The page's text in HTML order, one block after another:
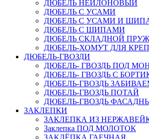
ДЮБЕЛЬ НЕЙЛОНОВЫЙ
ДЮБЕЛЬ С УСАМИ
ДЮБЕЛЬ С УСАМИ И
ДЮБЕЛЬ С ШИПАМИ
ДЮБЕЛЬ СКЛАДНОЙ
ДЮБЕЛЬ-ХОМУТ ДЛЯ
ДЮБЕЛЬ-ГВОЗДИ
ДЮБЕЛЬ- ГВОЗДЬ ПОД
ДЮБЕЛЬ- ГВОЗДЬ С
ДЮБЕЛЬ-ГВОЗДЬ
ДЮБЕЛЬ-ГВОЗДЬ ПОТАЙ
ДЮБЕЛЬ-ГВОЗДЬ
ЗАКЛЕПКИ
ЗАКЛЕПКА ИЗ
Заклепка ПОД МОЛОТОК
ЗАКЛЁПКА ГАЕЧНАЯ